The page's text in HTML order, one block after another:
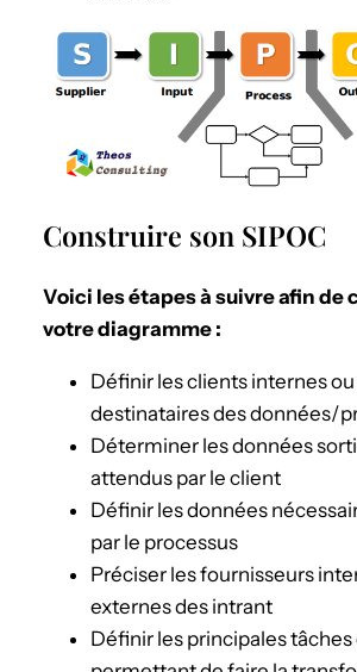
Construire son SIPOC
Voici les étapes à suivre afin de
votre diagramme :
Définir les clients internes
destinataires des données/
Déterminer les données
attendus par le client
Définir les données
par le processus
Préciser les fournisseurs
externes des intrant
Définir les principales